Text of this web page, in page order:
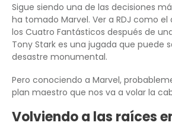
Sigue siendo una de las decisiones
ha tomado Marvel. Ver a RDJ como
los Cuatro Fantásticos después de
Tony Stark es una jugada que puede
desastre monumental.
Pero conociendo a Marvel,
plan maestro que nos va a volar la
Volviendo a las raíces